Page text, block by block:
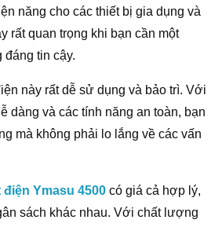
năng cho các thiết bị gia dụng và
rất quan trọng khi bạn cần một
đáng tin cậy.
này rất dễ sử dụng và bảo trì. Với
dàng và các tính năng an toàn, bạn
mà không phải lo lắng về các vấn
điện Ymasu 4500 có giá cả hợp lý,
sách khác nhau. Với chất lượng